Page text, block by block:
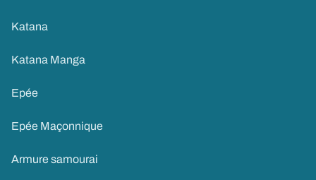
Katana
Katana Manga
Epée
Epée Maçonnique
Armure samourai